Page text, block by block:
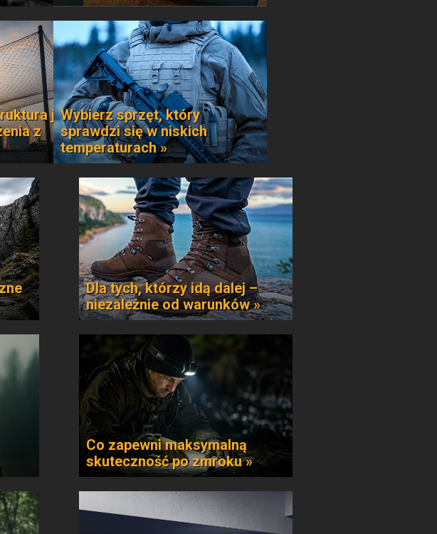
jest
z
Wybierz sprzęt, który
sprawdzi się w niskich
temperaturach »
Dla tych, którzy idą dalej –
niezależnie od warunków »
Co zapewni maksymalną
skuteczność po zmroku »